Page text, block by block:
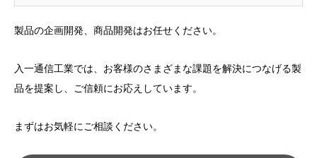
製品の企画開発、商品開発はお任せください。
入一通信工業では、お客様のさまざまな課題を解決につなげる製
品を提案し、ご信頼にお応えしています。
まずはお気軽にご相談ください。